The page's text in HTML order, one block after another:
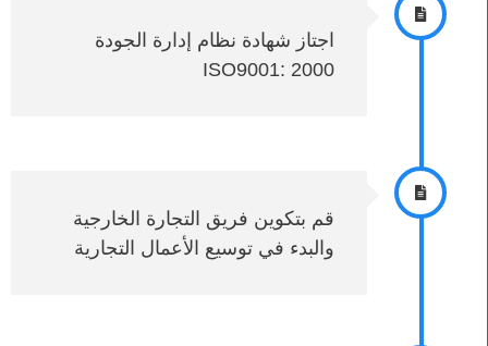
اجتاز شهادة نظام إدارة الجودة
ISO9001: 2000
قم بتكوين فريق التجارة الخارجية
والبدء في توسيع الأعمال التجارية